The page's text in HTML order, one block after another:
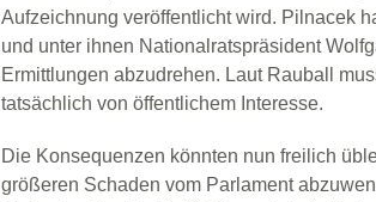
Aufzeichnung veröffentlicht wird. Pilnacek
und unter ihnen Nationalratspräsident
Ermittlungen abzudrehen. Laut Rauball
tatsächlich von öffentlichem Interesse.
Die Konsequenzen könnten nun freilich
größeren Schaden vom Parlament